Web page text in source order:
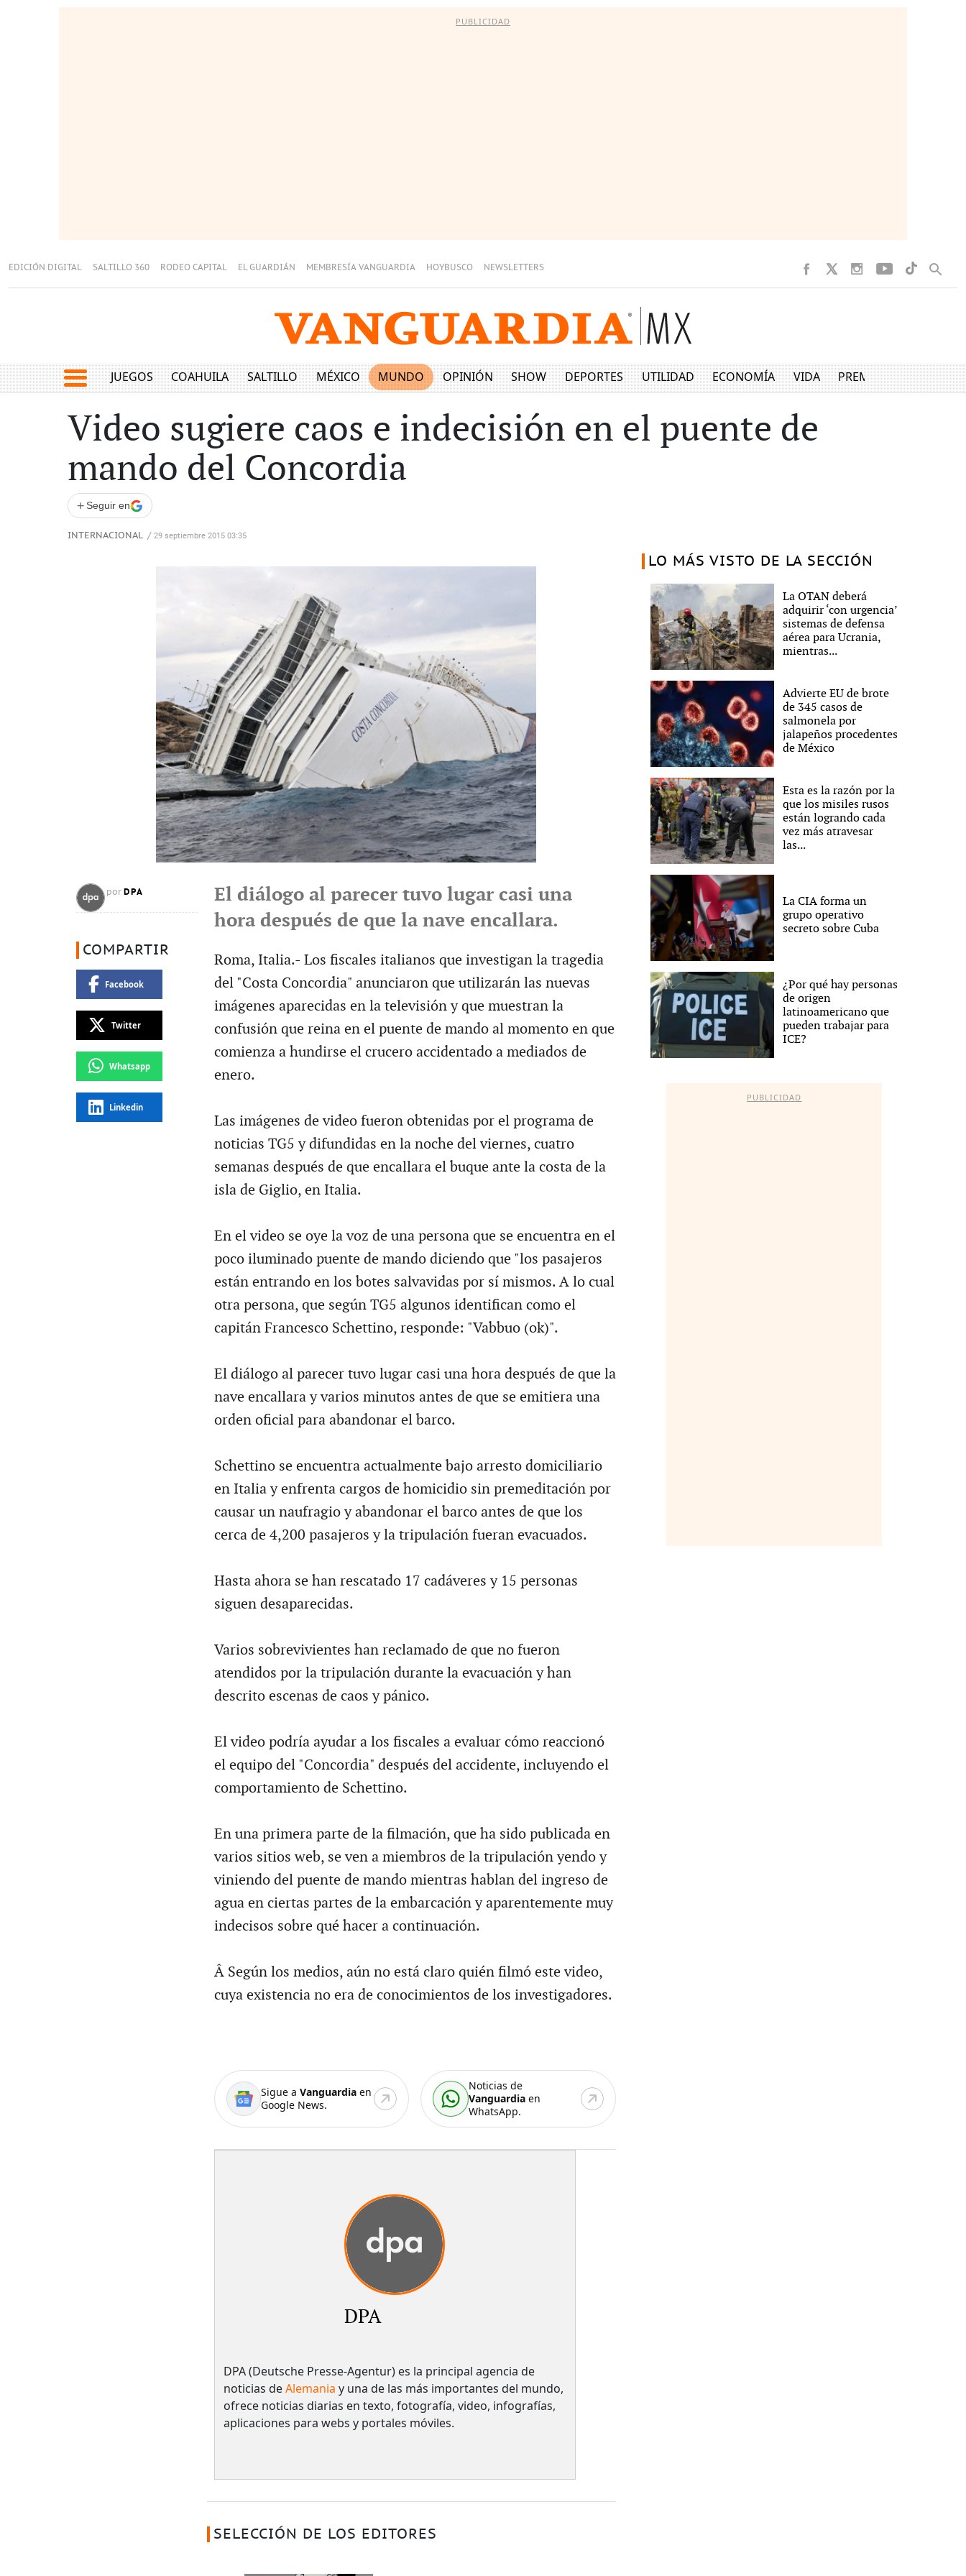
PUBLICIDAD
EDICIÓN DIGITAL SALTILLO 360 RODEO CAPITAL EL GUARDIÁN MEMBRESÍA VANGUARDIA HOYBUSCO NEWSLETTERS
JUEGOS COAHUILA SALTILLO MÉXICO MUNDO OPINIÓN SHOW DEPORTES UTILIDAD ECONOMÍA VIDA PREMIUM
Video sugiere caos e indecisión en el puente de
mando del Concordia
+ Seguir en
INTERNACIONAL / 29 septiembre 2015 03:35
por DPA
COMPARTIR
Facebook
Twitter
Whatsapp
Linkedin
El diálogo al parecer tuvo lugar casi una
hora después de que la nave encallara.
Roma, Italia.- Los fiscales italianos que investigan la tragedia
del "Costa Concordia" anunciaron que utilizarán las nuevas
imágenes aparecidas en la televisión y que muestran la
confusión que reina en el puente de mando al momento en que
comienza a hundirse el crucero accidentado a mediados de
enero.
Las imágenes de video fueron obtenidas por el programa de
noticias TG5 y difundidas en la noche del viernes, cuatro
semanas después de que encallara el buque ante la costa de la
isla de Giglio, en Italia.
En el video se oye la voz de una persona que se encuentra en el
poco iluminado puente de mando diciendo que "los pasajeros
están entrando en los botes salvavidas por sí mismos. A lo cual
otra persona, que según TG5 algunos identifican como el
capitán Francesco Schettino, responde: "Vabbuo (ok)".
El diálogo al parecer tuvo lugar casi una hora después de que la
nave encallara y varios minutos antes de que se emitiera una
orden oficial para abandonar el barco.
Schettino se encuentra actualmente bajo arresto domiciliario
en Italia y enfrenta cargos de homicidio sin premeditación por
causar un naufragio y abandonar el barco antes de que los
cerca de 4,200 pasajeros y la tripulación fueran evacuados.
Hasta ahora se han rescatado 17 cadáveres y 15 personas
siguen desaparecidas.
Varios sobrevivientes han reclamado de que no fueron
atendidos por la tripulación durante la evacuación y han
descrito escenas de caos y pánico.
El video podría ayudar a los fiscales a evaluar cómo reaccionó
el equipo del "Concordia" después del accidente, incluyendo el
comportamiento de Schettino.
En una primera parte de la filmación, que ha sido publicada en
varios sitios web, se ven a miembros de la tripulación yendo y
viniendo del puente de mando mientras hablan del ingreso de
agua en ciertas partes de la embarcación y aparentemente muy
indecisos sobre qué hacer a continuación.
Â Según los medios, aún no está claro quién filmó este video,
cuya existencia no era de conocimientos de los investigadores.
Sigue a Vanguardiaen
Google News.
Noticias de
Vanguardia en
WhatsApp.
DPA
DPA (Deutsche Presse-Agentur) es la principal agencia de
noticias deAlemania y una de las más importantes del mundo,
ofrece noticias diarias en texto, fotografía, video, infografías,
aplicaciones para webs y portales móviles.
SELECCIÓN DE LOS EDITORES
LO MÁS VISTO DE LA SECCIÓN
La OTAN deberá
adquirir ‘con urgencia’
sistemas de defensa
aérea para Ucrania,
mientras...
Advierte EU de brote
de 345 casos de
salmonela por
jalapeños procedentes
de México
Esta es la razón por la
que los misiles rusos
están logrando cada
vez más atravesar
las...
La CIA forma un
grupo operativo
secreto sobre Cuba
¿Por qué hay personas
de origen
latinoamericano que
pueden trabajar para
ICE?
PUBLICIDAD